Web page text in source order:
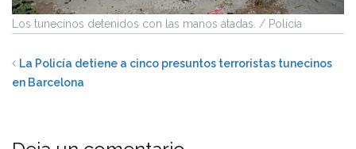
Los tunecinos detenidos con las manos atadas. / Policia
La Policía detiene a cinco presuntos terroristas tunecinos
en Barcelona